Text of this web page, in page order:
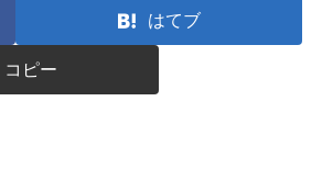
はてブ
コピー